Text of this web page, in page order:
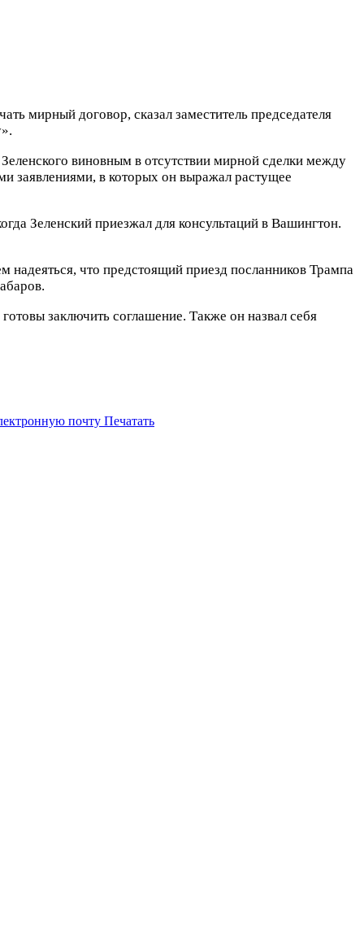
мирный договор, сказал заместитель председателя
виновным в отсутствии мирной сделки между
заявлениями, в которых он выражал растущее
Зеленский приезжал для консультаций в Вашингтон.
надеяться, что предстоящий приезд посланников Трампа
заключить соглашение. Также он назвал себя
почту Печатать